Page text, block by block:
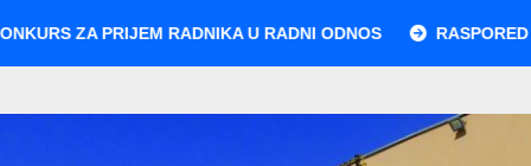
ZA PRIJEM RADNIKA U RADNI ODNOS RASPORED